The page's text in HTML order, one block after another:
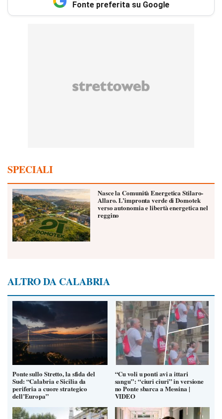
Fonte preferita su Google
SPECIALI
Nasce la Comunità Energetica Stilaro-
Allaro. L’impronta verde di Domotek
verso autonomia e libertà energetica nel
reggino
ALTRO DA CALABRIA
Ponte sullo Stretto, la sfida del
Sud: “Calabria e Sicilia da
periferia a cuore strategico
dell’Europa”
“Cu voli u ponti avi a ittari
sangu”: “ciuri ciuri” in versione
no Ponte sbarca a Messina |
VIDEO